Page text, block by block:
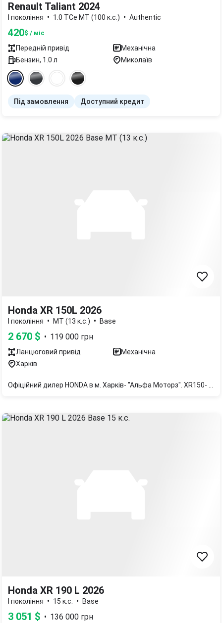
Renault Taliant 2024
I покоління • 1.0 TCe MT (100 к.с.) • Authentic
420$ / міс
Передній привід
Механічна
Бензин, 1.0 л Миколаїв
Під замовлення Доступний кредит
Honda XR 150L 2026
I покоління • MT (13 к.с.) • Base
2 670 $ • 119 000 грн
Ланцюговий привід
Механічна
Харків
Honda XR 190 L 2026
I покоління • 15 к.с. • Base
3 051 $ • 136 000 грн